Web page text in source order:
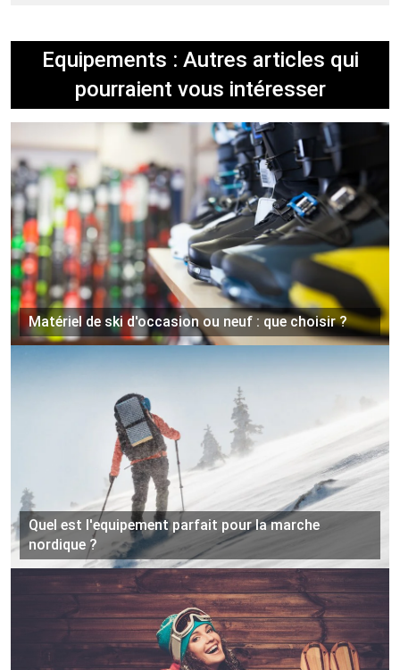
Equipements : Autres articles qui
pourraient vous intéresser
Matériel de ski d'occasion ou neuf : que choisir ?
Quel est l'equipement parfait pour la marche
nordique ?